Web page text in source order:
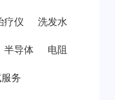
疗仪 洗发水
半导体 电阻
务